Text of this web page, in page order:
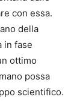
con essa.
della
in fase
ottimo
possa
scientifico.